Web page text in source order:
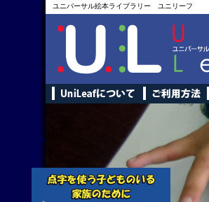
ユニバーサル絵本ライブラリー ユニリーフ